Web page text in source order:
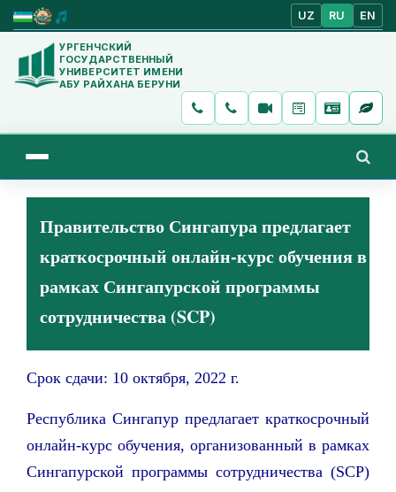
UZ RU EN
УРГЕНЧСКИЙ
ГОСУДАРСТВЕННЫЙ
УНИВЕРСИТЕТ ИМЕНИ
АБУ РАЙХАНА БЕРУНИ
Правительство Сингапура предлагает
краткосрочный онлайн-курс обучения в
рамках Сингапурской программы
сотрудничества (SCP)
Срок сдачи: 10 октября, 2022 г.
Республика Сингапур предлагает краткосрочный
онлайн-курс обучения, организованный в рамках
Сингапурской программы сотрудничества (SCP)